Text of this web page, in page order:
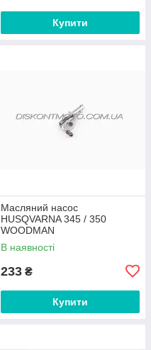
Купити
Масляний насос
HUSQVARNA 345 / 350
WOODMAN
В наявності
233 ₴
Купити